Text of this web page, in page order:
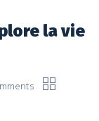
la vie